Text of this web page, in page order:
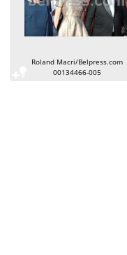
Roland Macri/Belpress.com
00134466-005